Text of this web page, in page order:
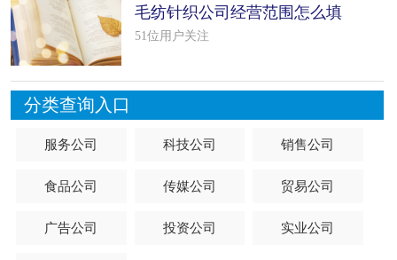
毛纺针织公司经营范围怎么填
写（50个
51位用户关注
分类查询入口
服务公司 科技公司 销售公司
食品公司 传媒公司 贸易公司
广告公司 投资公司 实业公司